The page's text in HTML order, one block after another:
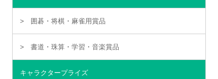
囲碁・将棋・麻雀用賞品
書道・珠算・学習・音楽賞品
キャラクタープライズ